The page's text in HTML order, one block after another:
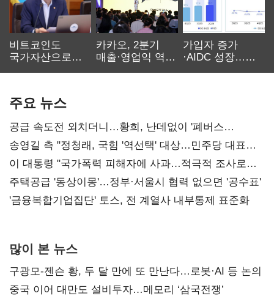
비트코인도
국가자산으로…'
카카오, 2분기
매출·영업익 역대
가입자 증가
·AIDC 성장…
주요 뉴스
공급 속도전 외치더니…황희, 난데없이 '폐버스
리모델링' 제안
송영길 측 "정청래, 국힘 '역선택' 대상…민주당 대표로
총선 지휘 못해"
이 대통령 "국가폭력 피해자에 사과…적극적 조사로
진실 밝혀야"
주택공급 '동상이몽'…정부·서울시 협력 없으면 '공수표'
'금융복합기업집단' 토스, 전 계열사 내부통제 표준화
많이 본 뉴스
구광모-젠슨 황, 두 달 만에 또 만난다…로봇·AI 등 논의
중국 이어 대만도 설비투자…메모리 ‘삼국전쟁’